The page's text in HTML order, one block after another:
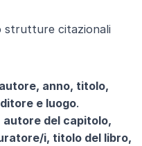
strutture citazionali
anno, titolo,
e luogo.
autore del capitolo,
i, titolo del libro,